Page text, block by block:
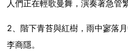
人們正在輕歌曼舞，演奏著急管繁
2、階下青苔與紅樹，雨中寥落
李商隱。